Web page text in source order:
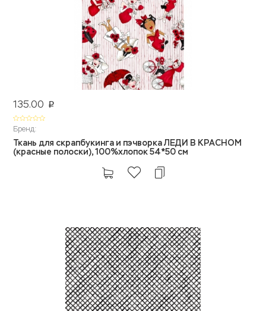
135.00 p
Бренд:
Ткань для скрапбукинга и пэчворка ЛЕДИ В КРАСНОМ
(красные полоски), 100%хлопок 54*50 см